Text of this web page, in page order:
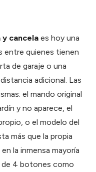
y cancela es hoy una
entre quienes tienen
de garaje o una
adicional. Las
el mando original
y no aparece, el
o el modelo del
más que la propia
la inmensa mayoría
de 4 botones como